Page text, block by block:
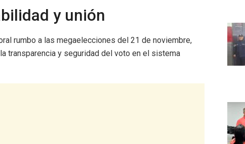
y unión
rumbo a las megaelecciones del 21 de noviembre,
transparencia y seguridad del voto en el sistema